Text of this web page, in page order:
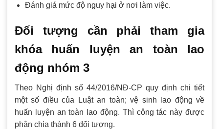
Đánh giá mức độ nguy hại ở nơi làm việc.
Đối tượng cần phải tham gia
khóa huấn luyện an toàn lao
động nhóm 3
Theo Nghị định số 44/2016/NĐ-CP quy định chi tiết
một số điều của Luật an toàn; vệ sinh lao động về
huấn luyện an toàn lao động. Thì công tác này được
phân chia thành 6 đối tượng.